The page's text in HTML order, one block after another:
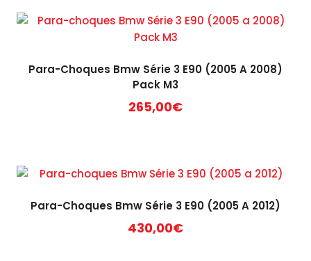
Para-Choques Bmw Série 3 E90 (2005 A 2008)
Pack M3
265,00€
Para-Choques Bmw Série 3 E90 (2005 A 2012)
430,00€